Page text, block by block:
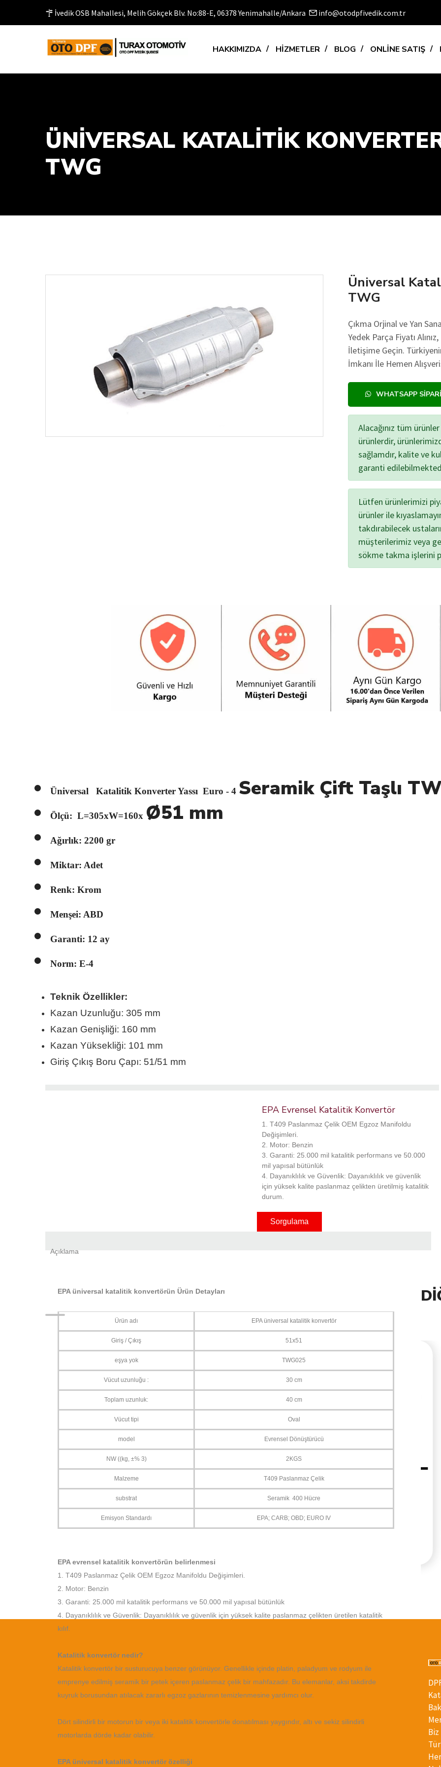
İvedik OSB Mahallesi, Melih Gökçek Blv. No:88-E, 06378 Yenimahalle/Ankara info@otodpfivedik.com.tr
HAKKIMIZDA HİZMETLER BLOG ONLİNE SATIŞ
ÜNIVERSAL KATALITIK
TWG
Üniversal
TWG
Çıkma Orjinal ve Yan
Yedek Parça Fiyatı
İletişime Geçin.
İmkanı İle Hemen
WHATSAPP
Alacağınız tüm
ürünlerdir,
sağlamdır, kalite ve
garanti
Lütfen ürünlerimizi
ürünler ile
takdırabilecek
müşterilerimiz veya
sökme takma işlerini
Üniversal Katalitik Konverter Yassı Euro - 4 Seramik Çift Taşlı
Ölçü: L=305xW=160x Ø51 mm
Ağırlık: 2200 gr
Miktar: Adet
Renk: Krom
Menşei: ABD
Garanti: 12 ay
Norm: E-4
Teknik Özellikler:
Kazan Uzunluğu: 305 mm
Kazan Genişliği: 160 mm
Kazan Yüksekliği: 101 mm
Giriş Çıkış Boru Çapı: 51/51 mm
EPA Evrensel Katalitik Konvertör
1. T409 Paslanmaz Çelik OEM Egzoz Manifoldu
Değişimleri.
2. Motor: Benzin
3. Garanti: 25.000 mil katalitik performans ve 50.000
mil yapısal bütünlük
4. Dayanıklılık ve Güvenlik: Dayanıklılık ve güvenlik
için yüksek kalite paslanmaz çelikten üretilmiş katalitik
durum.
Sorgulama
Açıklama
EPA üniversal katalitik konvertörün Ürün Detayları
Ürün adı EPA üniversal katalitik konvertör
Giriş / Çıkış 51x51
eşya yok TWG025
Vücut uzunluğu : 30 cm
Toplam uzunluk: 40 cm
Vücut tipi Oval
model Evrensel Dönüştürücü
NW ((kg, ±% 3) 2KGS
Malzeme T409 Paslanmaz Çelik
substrat Seramik 400 Hücre
Emisyon Standardı EPA; CARB; OBD; EURO IV
EPA evrensel katalitik konvertörün belirlenmesi
1. T409 Paslanmaz Çelik OEM Egzoz Manifoldu Değişimleri.
2. Motor: Benzin
3. Garanti: 25.000 mil katalitik performans ve 50.000 mil yapısal bütünlük
4. Dayanıklılık ve Güvenlik: Dayanıklılık ve güvenlik için yüksek kalite paslanmaz çelikten üretilen katalitik
kılıf.
Katalitik konvertör nedir?
Katalitik konvertör bir susturucuya benzer görünüyor. Genellikle içinde platin, paladyum ve rodyum ile
emprenye edilmiş seramik bir petek içeren paslanmaz çelik bir mahfazadır. Bu elemanlar, aksi takdirde
kuyruk borusundan atılacak zararlı egzoz gazlarının temizlenmesine yardımcı olur.
Dört silindirli bir motorun bir veya iki katalitik konvertörle donatılması yaygındır, altı ve sekiz silindirli
motorlarda dörde kadar olabilir.
EPA üniversal katalitik konvertör özelliği
KROM
EGZOZ UCU
ORJİNAL ÇIKMA BMW
3.30 DİZEL PARTİKÜL
FİLİTRESİ
2009-2015 OPEL
ASTRA J SIFIR YENİ
ÜRÜN DİZEL
PARTİKÜL FİLTRESİ
Her